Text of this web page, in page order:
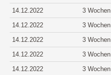
14.12.2022
3 Wochen
14.12.2022
3 Wochen
14.12.2022
3 Wochen
14.12.2022
3 Wochen
14.12.2022
3 Wochen